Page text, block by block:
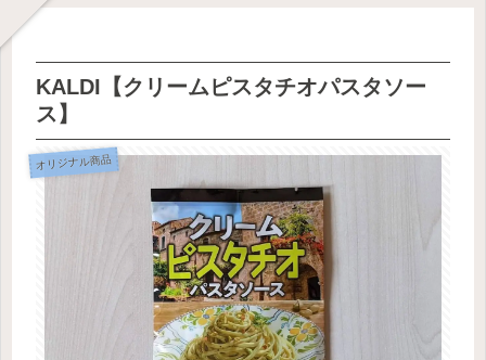
KALDI【クリームピスタチオパスタソー
ス】
オリジナル商品